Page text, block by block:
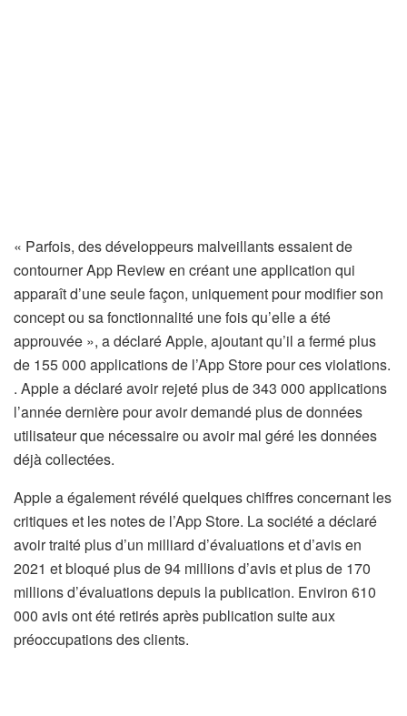
« Parfois, des développeurs malveillants essaient de
contourner App Review en créant une application qui
apparaît d’une seule façon, uniquement pour modifier son
concept ou sa fonctionnalité une fois qu’elle a été
approuvée », a déclaré Apple, ajoutant qu’il a fermé plus
de 155 000 applications de l’App Store pour ces violations.
. Apple a déclaré avoir rejeté plus de 343 000 applications
l’année dernière pour avoir demandé plus de données
utilisateur que nécessaire ou avoir mal géré les données
déjà collectées.
Apple a également révélé quelques chiffres concernant les
critiques et les notes de l’App Store. La société a déclaré
avoir traité plus d’un milliard d’évaluations et d’avis en
2021 et bloqué plus de 94 millions d’avis et plus de 170
millions d’évaluations depuis la publication. Environ 610
000 avis ont été retirés après publication suite aux
préoccupations des clients.